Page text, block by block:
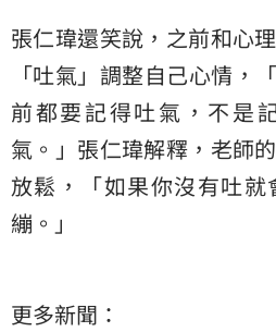
張仁瑋還笑說，之前和心
「吐氣」調整自己心情，
前都要記得吐氣，不是
氣。」張仁瑋解釋，老師
放鬆，「如果你沒有吐
繃。」
更多新聞：